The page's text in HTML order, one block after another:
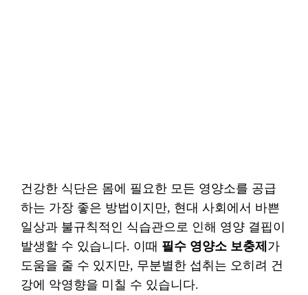
건강한 식단은 몸에 필요한 모든 영양소를 공급
하는 가장 좋은 방법이지만, 현대 사회에서 바쁜
일상과 불규칙적인 식습관으로 인해 영양 결핍이
발생할 수 있습니다. 이때 필수 영양소 보충제 가
도움을 줄 수 있지만, 무분별한 섭취는 오히려 건
강에 악영향을 미칠 수 있습니다.